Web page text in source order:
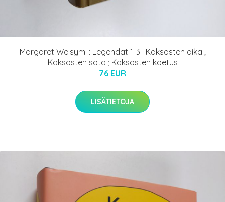
Margaret Weisym. : Legendat 1-3 : Kaksosten aika ;
Kaksosten sota ; Kaksosten koetus
76 EUR
LISÄTIETOJA